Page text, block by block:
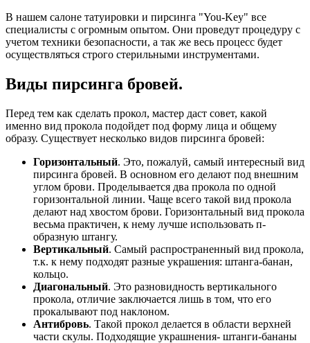
В нашем салоне татуировки и пирсинга "You-Key" все
специалисты с огромным опытом. Они проведут процедуру с
учетом техники безопасности, а так же весь процесс будет
осуществляться строго стерильными инструментами.
Виды пирсинга бровей.
Перед тем как сделать прокол, мастер даст совет, какой
именно вид прокола подойдет под форму лица и общему
образу. Существует несколько видов пирсинга бровей:
Горизонтальный. Это, пожалуй, самый интересный вид
пирсинга бровей. В основном его делают под внешним
углом брови. Проделывается два прокола по одной
горизонтальной линии. Чаще всего такой вид прокола
делают над хвостом брови. Горизонтальный вид прокола
весьма практичен, к нему лучше использовать п-
образную штангу.
Вертикальный. Самый распространенный вид прокола,
т.к. к нему подходят разные украшения: штанга-банан,
кольцо.
Диагональный. Это разновидность вертикального
прокола, отличие заключается лишь в том, что его
прокалывают под наклоном.
Антибровь. Такой прокол делается в области верхней
части скулы. Подходящие украшнения- штанги-бананы